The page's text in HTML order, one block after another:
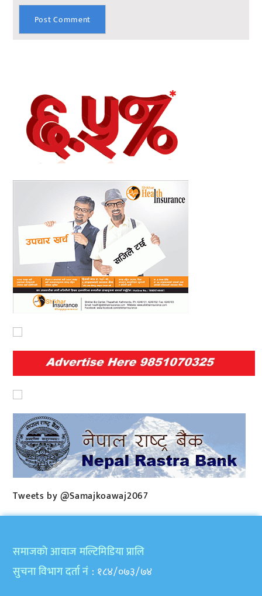
Tweets by @Samajkoawaj2067
समाजकाे आवाज मल्टिमिडिया प्रालि
सुचना विभाग दर्ता नं : १८४/०७३/७४